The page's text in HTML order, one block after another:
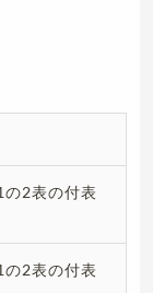
の2表の付表
の2表の付表